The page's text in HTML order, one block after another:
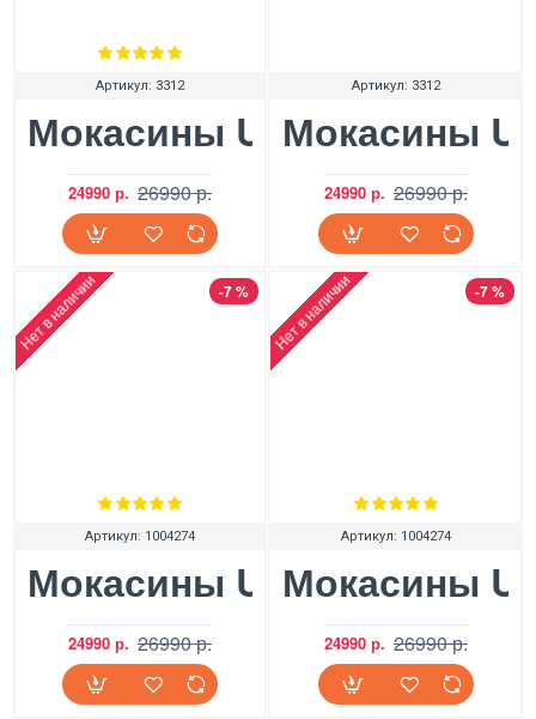
Артикул: 3312
Мокасины UGG Ansley
24990 р. 26990 р.
Артикул: 3312
Мокасины
24990 р. 26990 р.
-7 %
Нет в наличии
Артикул: 1004274
Мокасины UGG Dakota
24990 р. 26990 р.
-7 %
Нет в наличии
Артикул: 1004274
Мокасины
24990 р. 26990 р.